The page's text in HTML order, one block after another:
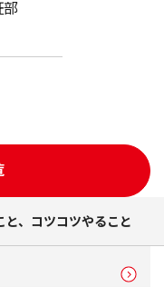
と、コツコツやること